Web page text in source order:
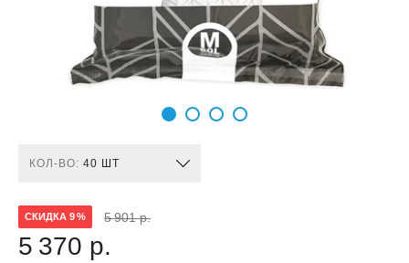
КОЛ-ВО: 40 ШТ
СКИДКА 9 % 5 901 р.
5 370 р.